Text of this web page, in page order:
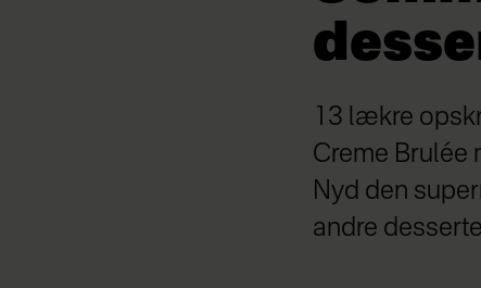
13 lækre
Creme Brulée
Nyd den
andre